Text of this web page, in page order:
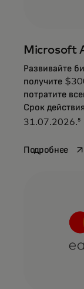
Microsoft
Развивайте
получите
потратите
Срок
31.07.2026.5
Подробнее